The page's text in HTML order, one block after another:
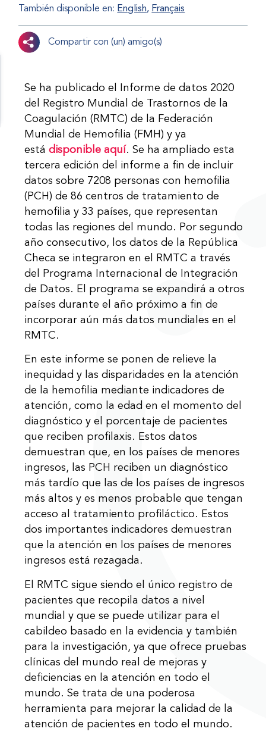
También disponible en: English Français
Compartir con (un) amigo(s)
Se ha publicado el Informe de datos 2020
del Registro Mundial de Trastornos de la
Coagulación (RMTC) de la Federación
Mundial de Hemofilia (FMH) y ya
estádisponible aquí. Se ha ampliado esta
tercera edición del informe a fin de incluir
datos sobre 7208 personas con hemofilia
(PCH) de 86 centros de tratamiento de
hemofilia y 33 países, que representan
todas las regiones del mundo. Por segundo
año consecutivo, los datos de la República
Checa se integraron en el RMTC a través
del Programa Internacional de Integración
de Datos. El programa se expandirá a otros
países durante el año próximo a fin de
incorporar aún más datos mundiales en el
RMTC.
En este informe se ponen de relieve la
inequidad y las disparidades en la atención
de la hemofilia mediante indicadores de
atención, como la edad en el momento del
diagnóstico y el porcentaje de pacientes
que reciben profilaxis. Estos datos
demuestran que, en los países de menores
ingresos, las PCH reciben un diagnóstico
más tardío que las de los países de ingresos
más altos y es menos probable que tengan
acceso al tratamiento profiláctico. Estos
dos importantes indicadores demuestran
que la atención en los países de menores
ingresos está rezagada.
El RMTC sigue siendo el único registro de
pacientes que recopila datos a nivel
mundial y que se puede utilizar para el
cabildeo basado en la evidencia y también
para la investigación, ya que ofrece pruebas
clínicas del mundo real de mejoras y
deficiencias en la atención en todo el
mundo. Se trata de una poderosa
herramienta para mejorar la calidad de la
atención de pacientes en todo el mundo.